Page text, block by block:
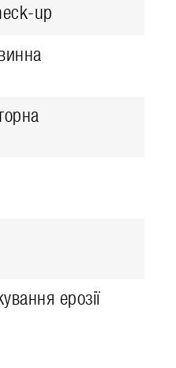
up
ерозії